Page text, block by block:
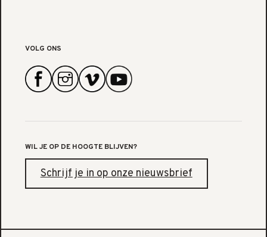
VOLG ONS
WIL JE OP DE HOOGTE BLIJVEN?
Schrijf je in op onze nieuwsbrief